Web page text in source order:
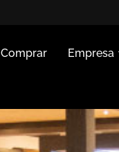
Comprar Empresa